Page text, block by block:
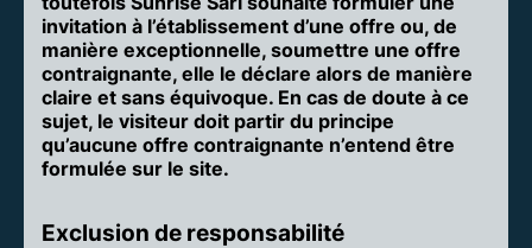
invitation à l’établissement d’une offre ou, de
manière exceptionnelle, soumettre une offre
contraignante, elle le déclare alors de manière
claire et sans équivoque. En cas de doute à ce
sujet, le visiteur doit partir du principe
qu’aucune offre contraignante n’entend être
formulée sur le site.
Exclusion de responsabilité